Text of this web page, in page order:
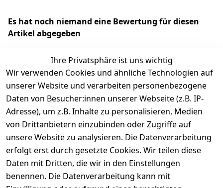
Es hat noch niemand eine Bewertung für diesen
Artikel abgegeben
EU-Verantwortliche Person - klicken Sie für Details
Ihre Privatsphäre ist uns wichtig
Wir verwenden Cookies und ähnliche Technologien auf
unserer Website und verarbeiten personenbezogene
Daten von Besucher:innen unserer Webseite (z.B. IP-
Adresse), um z.B. Inhalte zu personalisieren, Medien
von Drittanbietern einzubinden oder Zugriffe auf
unsere Website zu analysieren. Die Datenverarbeitung
erfolgt erst durch gesetzte Cookies. Wir teilen diese
Daten mit Dritten, die wir in den Einstellungen
benennen. Die Datenverarbeitung kann mit